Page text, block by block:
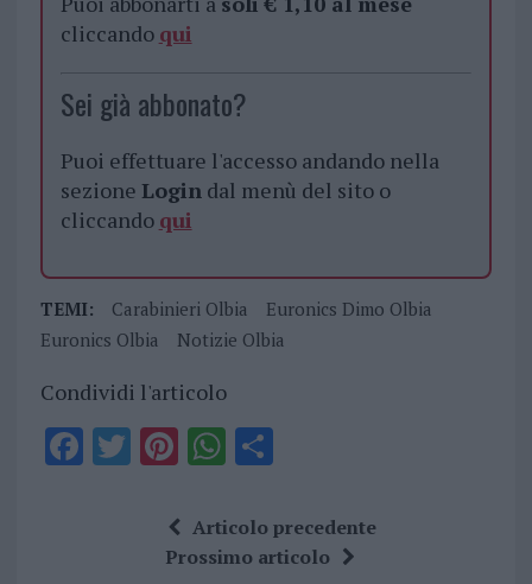
cliccando qui
Sei già abbonato?
Puoi effettuare l'accesso andando nella
sezione Logindal menù del sito o
cliccando qui
TEMI: Carabinieri Olbia
Euronics Dimo Olbia
Euronics Olbia
Notizie Olbia
Condividi l'articolo
F T Pi
te
re
W
at
s
S
a
re
Articolo precedente
Prossimo articolo